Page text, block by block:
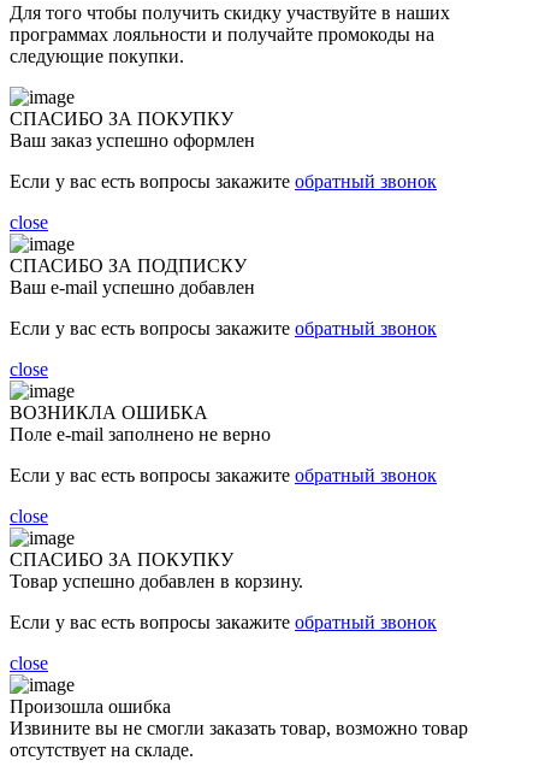
Для того чтобы получить скидку участвуйте в наших
программах лояльности и получайте промокоды на
следующие покупки.
СПАСИБО ЗА ПОКУПКУ
Ваш заказ успешно оформлен
Если у вас есть вопросы закажите обратный звонок
close
СПАСИБО ЗА ПОДПИСКУ
Ваш e-mail успешно добавлен
Если у вас есть вопросы закажите обратный звонок
close
ВОЗНИКЛА ОШИБКА
Поле e-mail заполнено не верно
Если у вас есть вопросы закажите обратный звонок
close
СПАСИБО ЗА ПОКУПКУ
Товар успешно добавлен в корзину.
Если у вас есть вопросы закажите обратный звонок
close
Произошла ошибка
Извините вы не смогли заказать товар, возможно товар
отсутствует на складе.